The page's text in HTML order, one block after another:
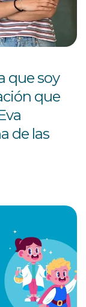
que soy
que
de las